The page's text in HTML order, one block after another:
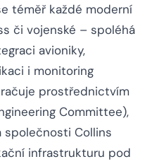
téměř každé moderní
či vojenské – spoléhá
avioniky,
i monitoring
prostřednictvím
Committee),
společnosti Collins
infrastrukturu pod